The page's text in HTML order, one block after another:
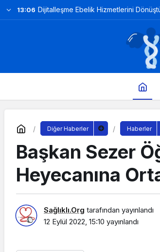
13:06 Dijitalleşme Ebelik Hizmetlerini
Diğer Haberler Haberler
Başkan Sezer
Heyecanına
Sağlıklı.Org tarafından yayınlandı
12 Eylül 2022, 15:10 yayınlandı